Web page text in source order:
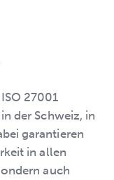
27001
der Schweiz, in
garantieren
in allen
auch